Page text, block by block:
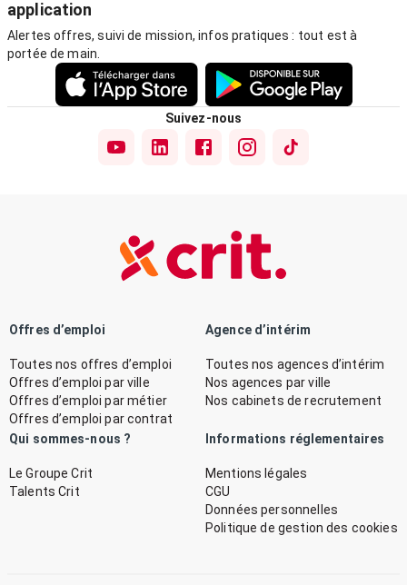
application
Alertes offres, suivi de mission, infos pratiques : tout est à
portée de main.
Suivez-nous
Offres d’emploi
Toutes nos offres d’emploi
Offres d’emploi par ville
Offres d’emploi par métier
Offres d’emploi par contrat
Agence d’intérim
Toutes nos agences d’intérim
Nos agences par ville
Nos cabinets de recrutement
Qui sommes-nous ?
Le Groupe Crit
Talents Crit
Informations réglementaires
Mentions légales
CGU
Données personnelles
Politique de gestion des cookies